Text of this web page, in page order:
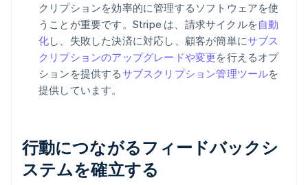
クリプションを効率的に管理するソフトウェアを使
うことが重要です。Stripe は、請求サイクルを自動
化し、失敗した決済に対応し、顧客が簡単にサブス
クリプションのアップグレードや変更を行えるオプ
ションを提供するサブスクリプション管理ツールを
提供しています。
行動につながるフィードバックシ
ステムを確立する